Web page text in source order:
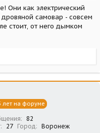
Они как электрический
самовар - совсем
стоит, от него дымком
лет на форуме
82
27 Город Воронеж